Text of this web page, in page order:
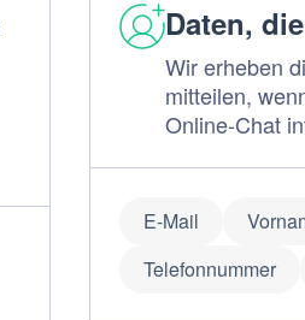
Daten,
Wir erheben
mitteilen,
Online-Chat
E-Mail
Telefonnummer